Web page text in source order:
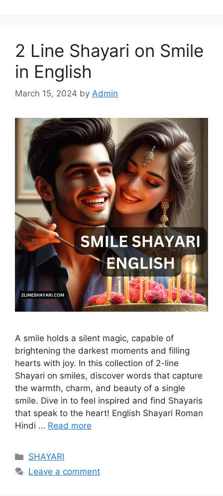
2 Line Shayari on Smile
in English
March 15, 2024 by Admin
A smile holds a silent magic, capable of
brightening the darkest moments and filling
hearts with joy. In this collection of 2-line
Shayari on smiles, discover words that capture
the warmth, charm, and beauty of a single
smile. Dive in to feel inspired and find Shayaris
that speak to the heart! English Shayari Roman
Hindi … Read more
Categories
SHAYARI
Leave a comment